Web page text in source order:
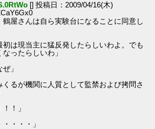
[] 投稿日：2009/04/16(木)
鶴屋さんは自ら実験台になることに同意し
初は現当主に猛反発したらしいわよ。でも
ったらしいわ」
」
くるが機関に人質として監禁および拷問さ
！」
・・・」